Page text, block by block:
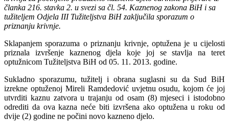
članka 216. stavka 2. u svezi sa čl. 54. Kaznenog zakona BiH i sa
tužiteljem Odjela III Tužiteljstva BiH zaključila sporazum o
priznanju krivnje.
Sklapanjem sporazuma o priznanju krivnje, optužena je u cijelosti
priznala izvršenje kaznenog djela koje joj se stavlja na teret
optužnicom Tužiteljstva BiH od 05. 11. 2013. godine.
Sukladno sporazumu, tužitelj i obrana suglasni su da Sud BiH
izrekne optuženoj Mireli Ramdedović uvjetnu osudu, kojom će joj
utvrditi kaznu zatvora u trajanju od osam (8) mjeseci i istodobno
odrediti da ova kazna neće biti izvršena ako optužena u roku od
dvije (2) godine ne počini novo kazneno djelo.